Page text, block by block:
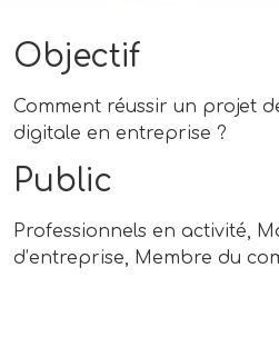
Objectif
Comment réussir un projet
digitale en entreprise ?
Public
Professionnels en activité,
d’entreprise, Membre du